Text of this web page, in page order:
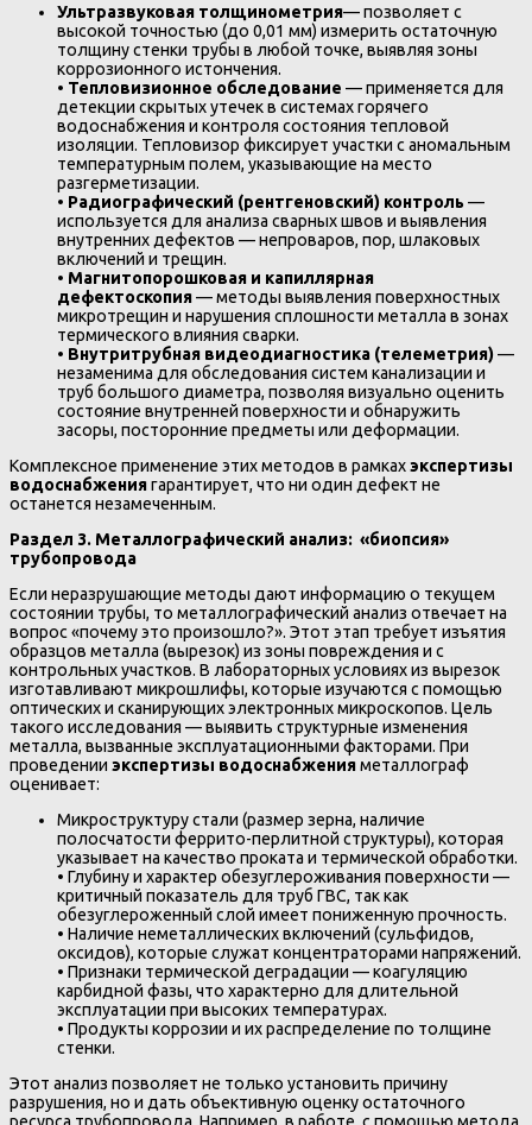
Ультразвуковая толщинометрия— позволяет с
высокой точностью (до 0,01 мм) измерить остаточную
толщину стенки трубы в любой точке, выявляя зоны
коррозионного истончения.
• Тепловизионное обследование — применяется для
детекции скрытых утечек в системах горячего
водоснабжения и контроля состояния тепловой
изоляции. Тепловизор фиксирует участки с аномальным
температурным полем, указывающие на место
разгерметизации.
• Радиографический (рентгеновский) контроль —
используется для анализа сварных швов и выявления
внутренних дефектов — непроваров, пор, шлаковых
включений и трещин.
• Магнитопорошковая и капиллярная
дефектоскопия— методы выявления поверхностных
микротрещин и нарушения сплошности металла в зонах
термического влияния сварки.
• Внутритрубная видеодиагностика (телеметрия)—
незаменима для обследования систем канализации и
труб большого диаметра, позволяя визуально оценить
состояние внутренней поверхности и обнаружить
засоры, посторонние предметы или деформации.
Комплексное применение этих методов в рамкахэкспертизы
водоснабжениягарантирует, что ни один дефект не
останется незамеченным.
Раздел 3. Металлографический анализ: «биопсия»
трубопровода
Если неразрушающие методы дают информацию о текущем
состоянии трубы, то металлографический анализ отвечает на
вопрос «почему это произошло?». Этот этап требует изъятия
образцов металла (вырезок) из зоны повреждения и с
контрольных участков. В лабораторных условиях из вырезок
изготавливают микрошлифы, которые изучаются с помощью
оптических и сканирующих электронных микроскопов. Цель
такого исследования — выявить структурные изменения
металла, вызванные эксплуатационными факторами. При
проведении экспертизы водоснабженияметаллограф
оценивает:
Микроструктуру стали (размер зерна, наличие
полосчатости феррито-перлитной структуры), которая
указывает на качество проката и термической обработки.
• Глубину и характер обезуглероживания поверхности —
критичный показатель для труб ГВС, так как
обезуглероженный слой имеет пониженную прочность.
• Наличие неметаллических включений (сульфидов,
оксидов), которые служат концентраторами напряжений.
• Признаки термической деградации — коагуляцию
карбидной фазы, что характерно для длительной
эксплуатации при высоких температурах.
• Продукты коррозии и их распределение по толщине
стенки.
Этот анализ позволяет не только установить причину
разрушения, но и дать объективную оценку остаточного